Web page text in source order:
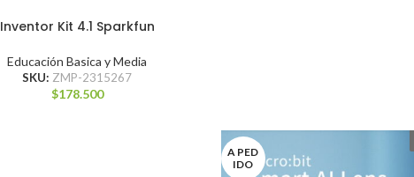
Inventor Kit 4.1 Sparkfun
Educación Basica y Media
SKU: ZMP-2315267
$178.500
A PED
IDO